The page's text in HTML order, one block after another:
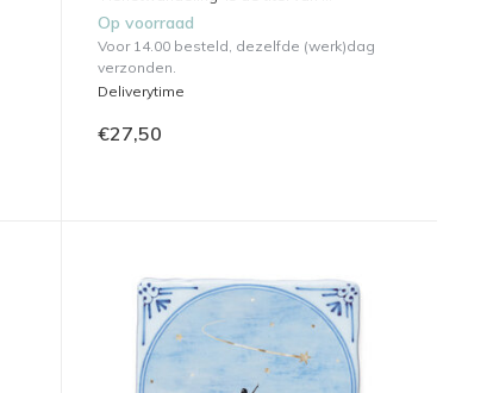
Op voorraad
Voor 14.00 besteld, dezelfde (werk)dag
verzonden.
Deliverytime
€27,50